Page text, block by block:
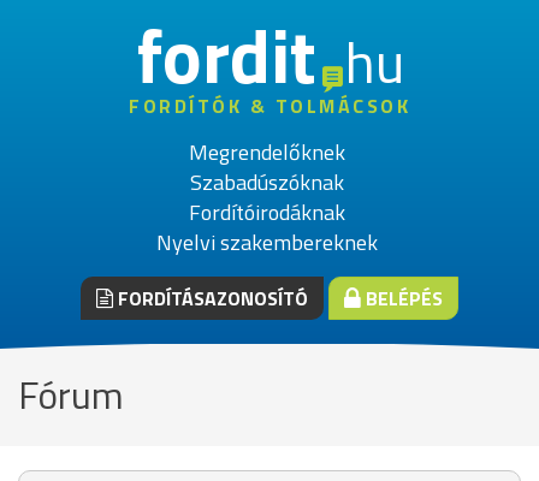
fordithu
FORDÍTÓK & TOLMÁCSOK
Megrendelőknek
Szabadúszóknak
Fordítóirodáknak
Nyelvi szakembereknek
FORDÍTÁSAZONOSÍTÓ BELÉPÉS
Fórum